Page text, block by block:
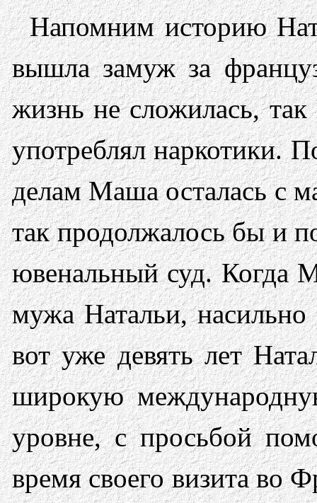
Напомним историю
вышла замуж за
жизнь не сложилась,
употреблял наркотики.
делам Маша осталась с
так продолжалось бы и
ювенальный суд. Когда
мужа Натальи,
вот уже девять лет
широкую
уровне, с просьбой
время своего визита во